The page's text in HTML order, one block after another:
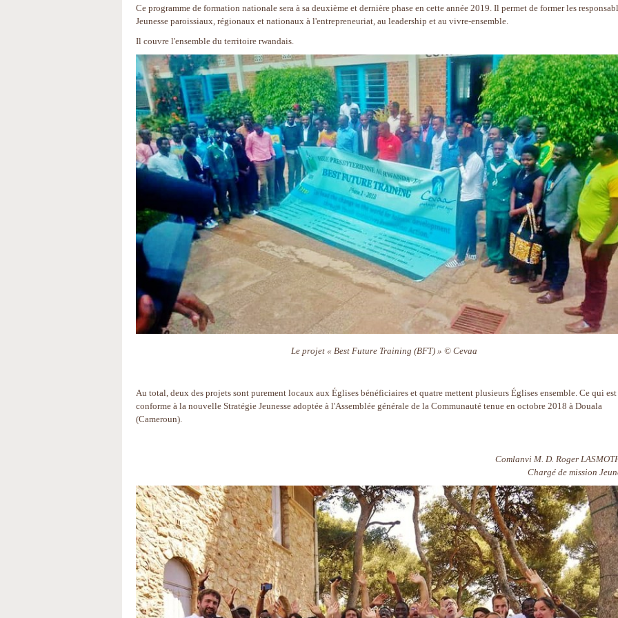
Ce programme de formation nationale sera à sa deuxième et dernière phase en cette année 2019. Il permet de former les
Jeunesse paroissiaux, régionaux et nationaux à l'entrepreneuriat, au leadership et au vivre-ensemble.
Il couvre l'ensemble du territoire rwandais.
Le projet « Best Future Training (BFT) » © Cevaa
Au total, deux des projets sont purement locaux aux Églises bénéficiaires et quatre mettent plusieurs Églises ensemble. Ce qui est
conforme à la nouvelle Stratégie Jeunesse adoptée à l'Assemblée générale de la Communauté tenue en octobre 2018 à Douala
(Cameroun).
Comlanvi M. D. Roger
Chargé de mission